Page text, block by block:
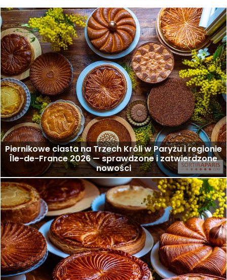
Piernikowe ciasta na Trzech Króli w Paryżu i regionie
Île-de-France 2026 — sprawdzone i zatwierdzone
nowości